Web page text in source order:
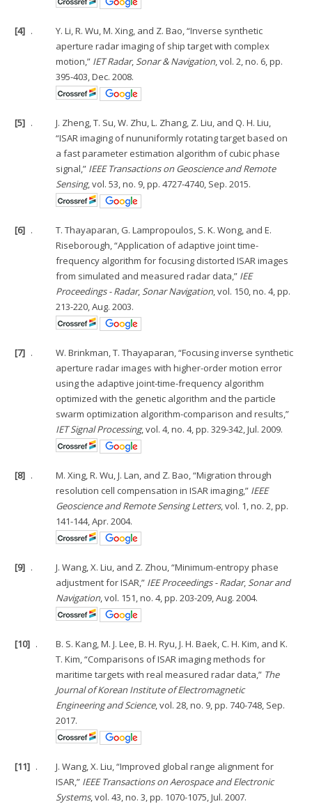
[4] .
Y. Li, R. Wu, M. Xing, and Z. Bao, “Inverse synthetic
aperture radar imaging of ship target with complex
motion,” IET Radar, Sonar & Navigation, vol. 2, no. 6, pp.
395-403, Dec. 2008.
[5] .
J. Zheng, T. Su, W. Zhu, L. Zhang, Z. Liu, and Q. H. Liu,
“ISAR imaging of nununiformly rotating target based on
a fast parameter estimation algorithm of cubic phase
signal,” IEEE Transactions on Geoscience and Remote
Sensing, vol. 53, no. 9, pp. 4727-4740, Sep. 2015.
[6] .
T. Thayaparan, G. Lampropoulos, S. K. Wong, and E.
Riseborough, “Application of adaptive joint time-
frequency algorithm for focusing distorted ISAR images
from simulated and measured radar data,” IEE
Proceedings - Radar, Sonar Navigation, vol. 150, no. 4, pp.
213-220, Aug. 2003.
[7] .
W. Brinkman, T. Thayaparan, “Focusing inverse synthetic
aperture radar images with higher-order motion error
using the adaptive joint-time-frequency algorithm
optimized with the genetic algorithm and the particle
swarm optimization algorithm-comparison and results,”
IET Signal Processing, vol. 4, no. 4, pp. 329-342, Jul. 2009.
[8] .
M. Xing, R. Wu, J. Lan, and Z. Bao, “Migration through
resolution cell compensation in ISAR imaging,” IEEE
Geoscience and Remote Sensing Letters, vol. 1, no. 2, pp.
141-144, Apr. 2004.
[9] .
J. Wang, X. Liu, and Z. Zhou, “Minimum-entropy phase
adjustment for ISAR,” IEE Proceedings - Radar, Sonar and
Navigation, vol. 151, no. 4, pp. 203-209, Aug. 2004.
[10] .
B. S. Kang, M. J. Lee, B. H. Ryu, J. H. Baek, C. H. Kim, and K.
T. Kim, “Comparisons of ISAR imaging methods for
maritime targets with real measured radar data,” The
Journal of Korean Institute of Electromagnetic
Engineering and Science, vol. 28, no. 9, pp. 740-748, Sep.
2017.
[11] .
J. Wang, X. Liu, “Improved global range alignment for
ISAR,” IEEE Transactions on Aerospace and Electronic
Systems, vol. 43, no. 3, pp. 1070-1075, Jul. 2007.